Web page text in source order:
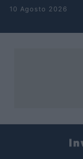
Salta al contenuto
10 Agosto 2026